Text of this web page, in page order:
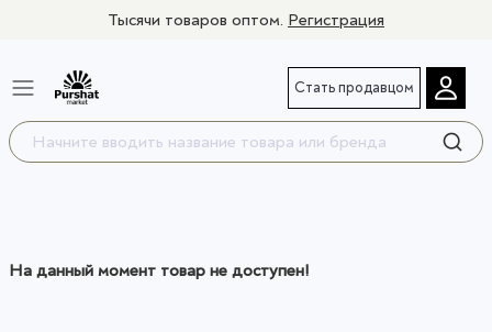
Тысячи товаров оптом. Регистрация
Стать продавцом
На данный момент товар не доступен!